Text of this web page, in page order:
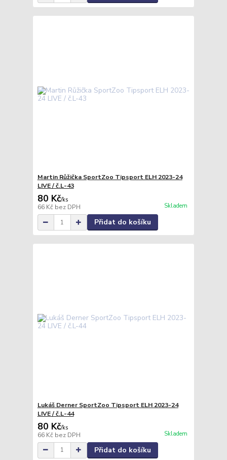
Martin Růžička SportZoo Tipsport ELH 2023-24
LIVE / č.L-43
80 Kč/ks
66 Kč bez DPH Skladem
Přidat do košíku
Lukáš Derner SportZoo Tipsport ELH 2023-24
LIVE / č.L-44
80 Kč/ks
66 Kč bez DPH Skladem
Přidat do košíku